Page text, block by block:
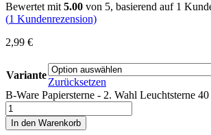
Bewertet mit 5.00 von 5, basierend auf 1
(1 Kundenrezension)
2,99 €
Variante
Zurücksetzen
B-Ware Papiersterne - 2. Wahl Leuchtsterne
In den Warenkorb